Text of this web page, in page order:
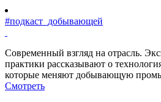
#подкаст_добывающей
Современный взгляд на отрасль.
практики рассказывают о
которые меняют добывающую
Смотреть